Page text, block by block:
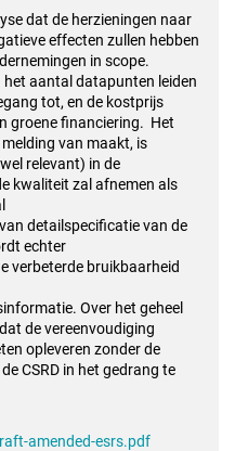
dat de herzieningen naar
effecten zullen hebben
in scope.
het aantal datapunten leiden
tot, en de kostprijs
groene financiering. Het
van maakt, is
relevant) in de
kwaliteit zal afnemen als
detailspecificatie van de
echter
verbeterde bruikbaarheid
Over het geheel
de vereenvoudiging
opleveren zonder de
CSRD in het gedrang te
amended-esrs.pdf